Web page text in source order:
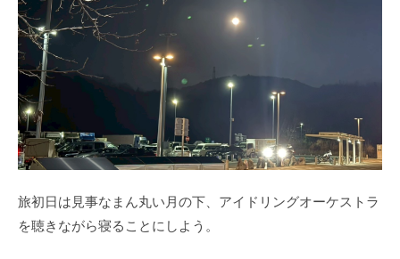
旅初日は見事なまん丸い月の下、アイドリングオーケストラ
を聴きながら寝ることにしよう。